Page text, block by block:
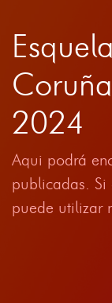
2024
Aqui podrá
publicadas. Si
puede utilizar